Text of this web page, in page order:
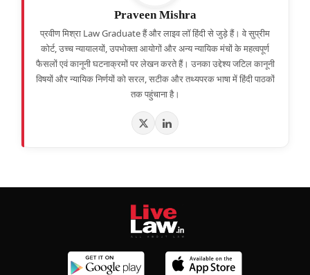
Praveen Mishra
प्रवीण मिश्रा Law Graduate हैं और लाइव लॉ हिंदी से जुड़े हैं। वे सुप्रीम
कोर्ट, उच्च न्यायालयों, उपभोक्ता आयोगों और अन्य न्यायिक मंचों के महत्वपूर्ण
फैसलों एवं कानूनी घटनाक्रमों पर लेखन करते हैं। उनका उद्देश्य जटिल कानूनी
विषयों और न्यायिक निर्णयों को सरल, सटीक और तथ्यपरक भाषा में हिंदी पाठकों
तक पहुंचाना है।